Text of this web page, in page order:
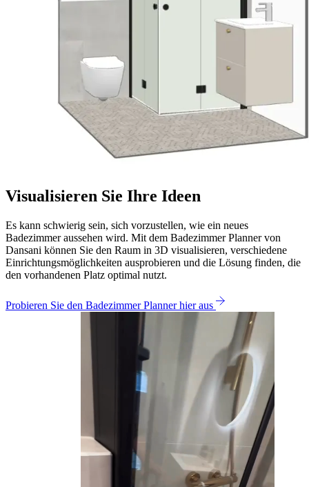
Visualisieren Sie Ihre Ideen
Es kann schwierig sein, sich vorzustellen, wie ein neues
Badezimmer aussehen wird. Mit dem Badezimmer Planner von
Dansani können Sie den Raum in 3D visualisieren, verschiedene
Einrichtungsmöglichkeiten ausprobieren und die Lösung finden, die
den vorhandenen Platz optimal nutzt.
Probieren Sie den Badezimmer Planner hier aus